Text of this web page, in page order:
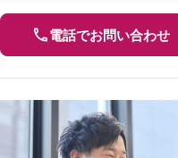
電話でお問い合わせ